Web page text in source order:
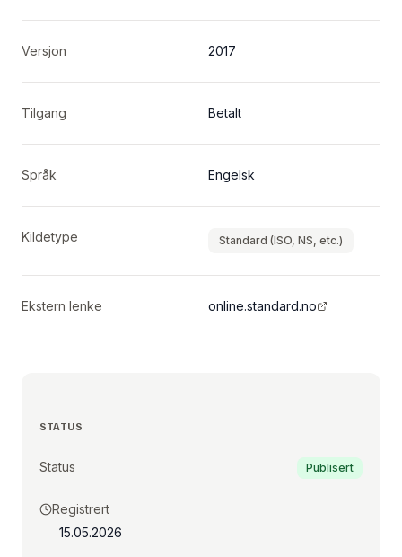
Versjon 2017
Tilgang Betalt
Språk Engelsk
Kildetype Standard (ISO, NS, etc.)
Ekstern lenke online.standard.no
STATUS
Status Publisert
Registrert
15.05.2026